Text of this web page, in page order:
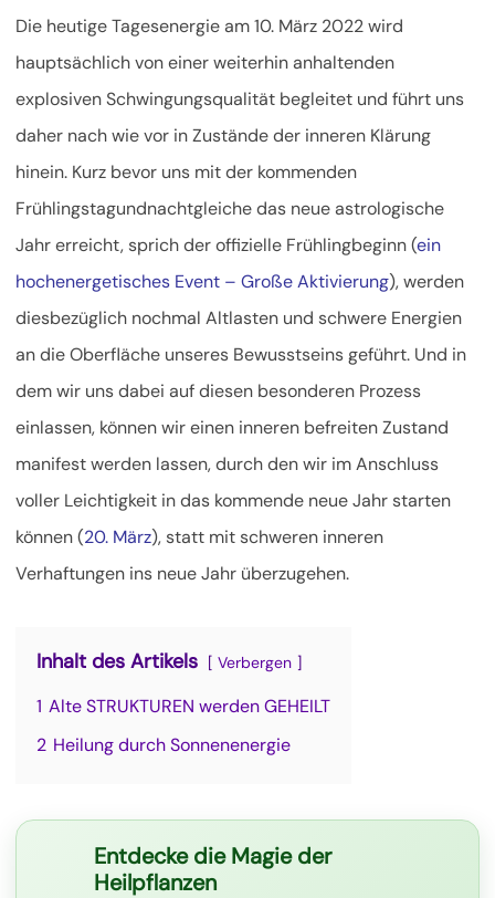
Die heutige Tagesenergie am 10. März 2022 wird
hauptsächlich von einer weiterhin anhaltenden
explosiven Schwingungsqualität begleitet und führt uns
daher nach wie vor in Zustände der inneren Klärung
hinein. Kurz bevor uns mit der kommenden
Frühlingstagundnachtgleiche das neue astrologische
Jahr erreicht, sprich der offizielle Frühlingbeginn (ein
hochenergetisches Event – Große Aktivierung), werden
diesbezüglich nochmal Altlasten und schwere Energien
an die Oberfläche unseres Bewusstseins geführt. Und in
dem wir uns dabei auf diesen besonderen Prozess
einlassen, können wir einen inneren befreiten Zustand
manifest werden lassen, durch den wir im Anschluss
voller Leichtigkeit in das kommende neue Jahr starten
können (20. März), statt mit schweren inneren
Verhaftungen ins neue Jahr überzugehen.
Inhalt des Artikels Verbergen
1 Alte STRUKTUREN werden GEHEILT
2 Heilung durch Sonnenenergie
Entdecke die Magie der
Heilpflanzen